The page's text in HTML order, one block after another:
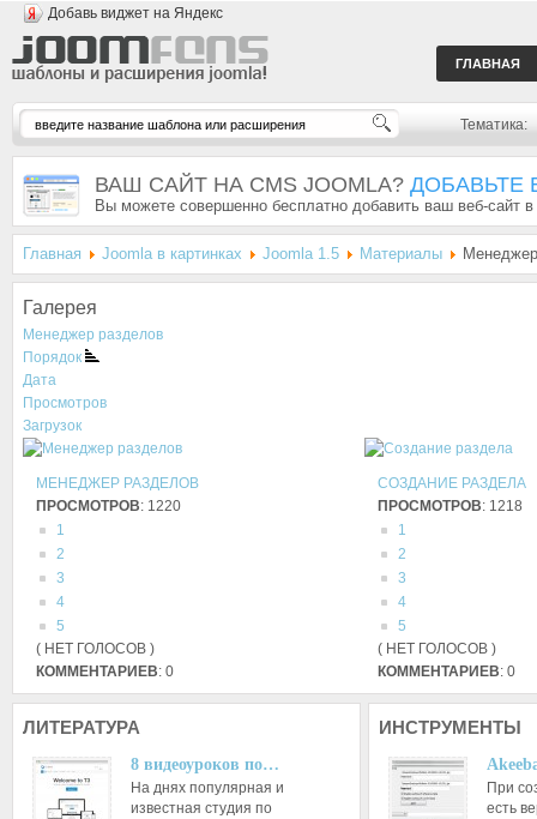
Добавь виджет на Яндекс
ГЛАВНАЯ
Тематика:
ВАШ САЙТ НА CMS JOOMLA? ДОБАВЬТЕ
Вы можете совершенно бесплатно добавить ваш веб-сайт
Главная Joomla в картинках Joomla 1.5 Материалы
Галерея
Менеджер разделов
Порядок
Дата
Просмотров
Загрузок
МЕНЕДЖЕР РАЗДЕЛОВ
ПРОСМОТРОВ: 1220
1
2
3
4
5
( НЕТ ГОЛОСОВ )
КОММЕНТАРИЕВ: 0
СОЗДАНИЕ РАЗДЕЛА
ПРОСМОТРОВ: 1218
1
2
3
4
5
( НЕТ ГОЛОСОВ )
КОММЕНТАРИЕВ: 0
ЛИТЕРАТУРА
8 видеоуроков по…
На днях популярная и
известная студия по
ИНСТРУМЕНТЫ
При
есть